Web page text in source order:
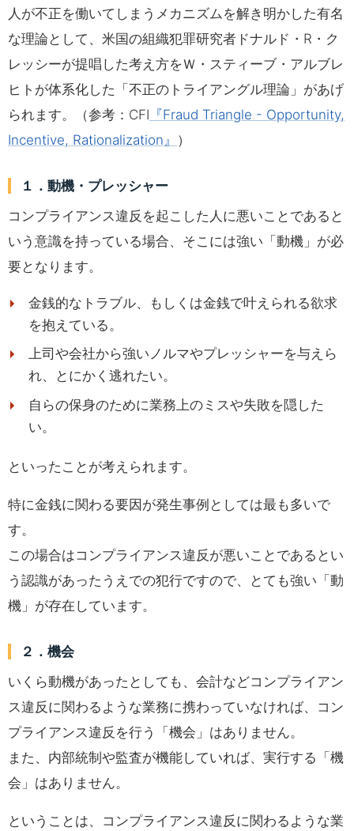
人が不正を働いてしまうメカニズムを解き明かした有名
な理論として、米国の組織犯罪研究者ドナルド・R・ク
レッシーが提唱した考え方をＷ・スティーブ・アルブレ
ヒトが体系化した「不正のトライアングル理論」があげ
られます。（参考：CFI 『Fraud Triangle - Opportunity,
Incentive, Rationalization』 ）
１．動機・プレッシャー
コンプライアンス違反を起こした人に悪いことであると
いう意識を持っている場合、そこには強い「動機」が必
要となります。
金銭的なトラブル、もしくは金銭で叶えられる欲求
を抱えている。
上司や会社から強いノルマやプレッシャーを与えら
れ、とにかく逃れたい。
自らの保身のために業務上のミスや失敗を隠した
い。
といったことが考えられます。
特に金銭に関わる要因が発生事例としては最も多いで
す。
この場合はコンプライアンス違反が悪いことであるとい
う認識があったうえでの犯行ですので、とても強い「動
機」が存在しています。
２．機会
いくら動機があったとしても、会計などコンプライアン
ス違反に関わるような業務に携わっていなければ、コン
プライアンス違反を行う「機会」はありません。
また、内部統制や監査が機能していれば、実行する「機
会」はありません。
ということは、コンプライアンス違反に関わるような業